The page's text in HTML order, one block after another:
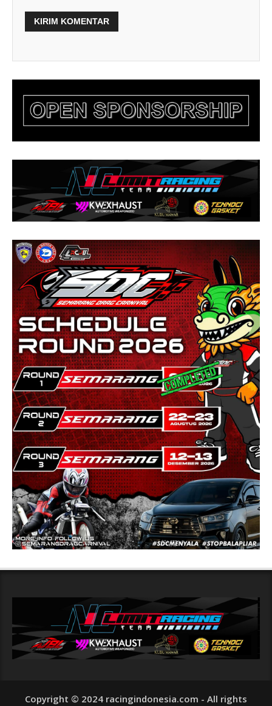
Copyright © 2024 racingindonesia.com - All rights